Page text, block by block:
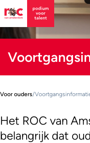
Voor ouders/
Het ROC van
belangrijk dat